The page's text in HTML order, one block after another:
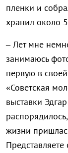
пленки и
хранил около
– Лет мне
занимаюсь
первую в
«Советская
выставки
жизни